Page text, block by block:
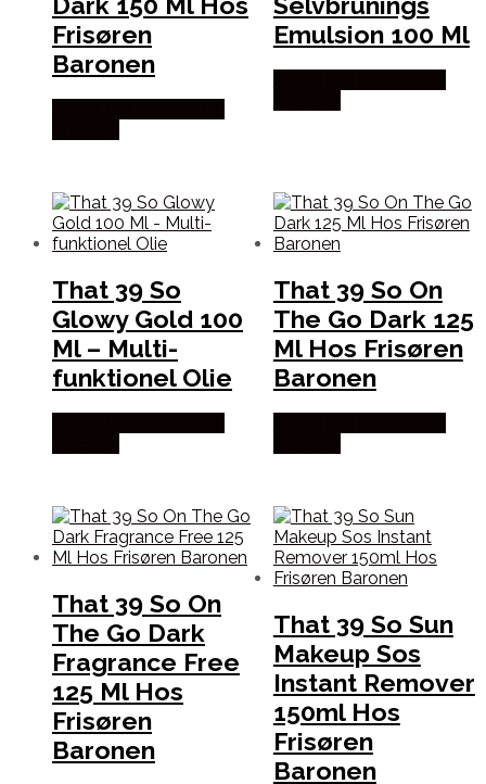
Frisøren
Baronen
Emulsion 100 Ml
That 39 So
Glowy Gold 100
Ml – Multi-
funktionel Olie
That 39 So On
The Go Dark 125
Ml Hos Frisøren
Baronen
That 39 So On
The Go Dark
Fragrance Free
125 Ml Hos
Frisøren
Baronen
That 39 So Sun
Makeup Sos
Instant Remover
150ml Hos
Frisøren
Baronen